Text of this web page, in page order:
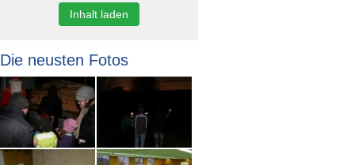
Inhalt laden
Die neusten Fotos